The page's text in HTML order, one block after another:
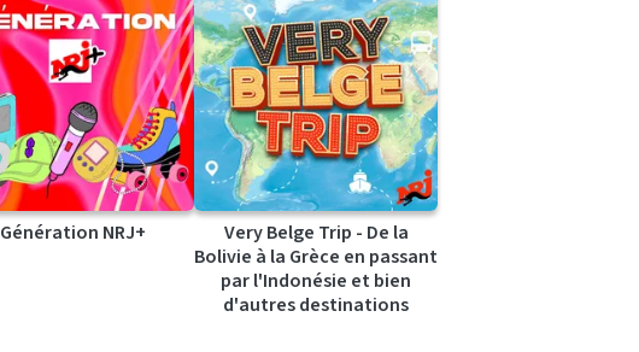
Génération NRJ+
Very Belge Trip - De la
Bolivie à la Grèce en passant
par l'Indonésie et bien
d'autres destinations